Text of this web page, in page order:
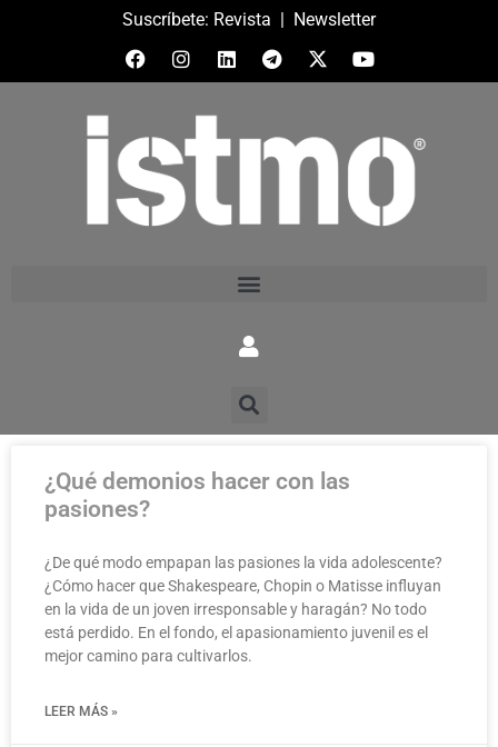
Suscríbete: Revista | Newsletter
¿Qué demonios hacer con las
pasiones?
¿De qué modo empapan las pasiones la vida adolescente?
¿Cómo hacer que Shakespeare, Chopin o Matisse influyan
en la vida de un joven irresponsable y haragán? No todo
está perdido. En el fondo, el apasionamiento juvenil es el
mejor camino para cultivarlos.
LEER MÁS »